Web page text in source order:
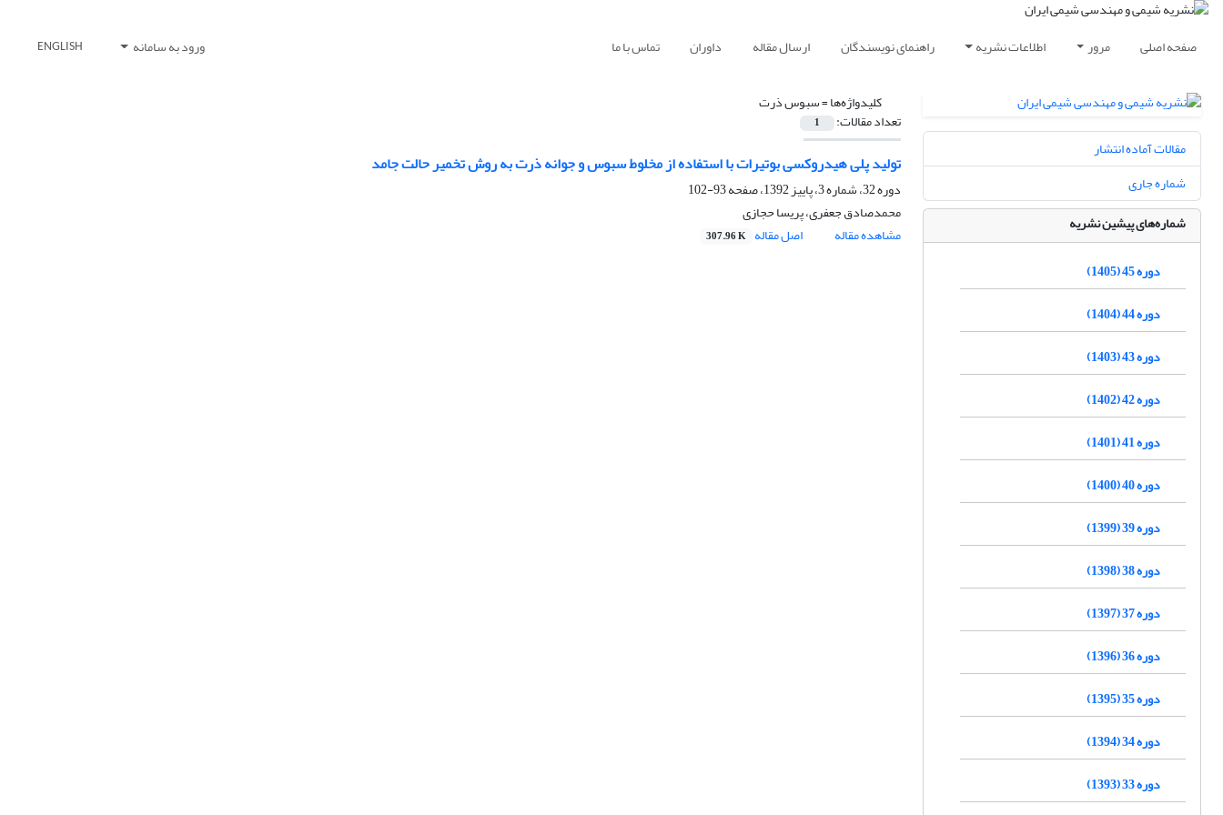
صفحه اصلی مرور اطلاعات نشریه راهنمای نویسندگان ارسال مقاله داوران تماس با ما ورود به سامانه ENGLISH
کلیدواژه‌ها =سبوس ذرت
تعداد مقالات: 1
تولید پلی هیدروکسی بوتیرات با استفاده از مخلوط سبوس و جوانه ذرت به روش تخمیر حالت جامد
دوره 32، شماره 3، پاییز 1392، صفحه
93-102
محمدصادق جعفری، پریسا حجازی
مشاهده مقاله
اصل مقاله 307.96 K
مقالات آماده انتشار
شماره جاری
شماره‌های پیشین نشریه
دوره 45 (1405)
دوره 44 (1404)
دوره 43 (1403)
دوره 42 (1402)
دوره 41 (1401)
دوره 40 (1400)
دوره 39 (1399)
دوره 38 (1398)
دوره 37 (1397)
دوره 36 (1396)
دوره 35 (1395)
دوره 34 (1394)
دوره 33 (1393)